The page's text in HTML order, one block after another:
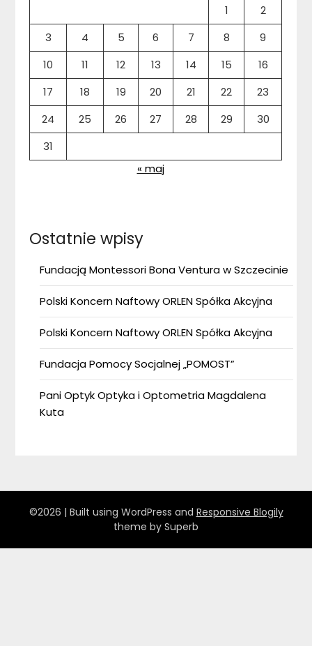
1
2
3
4 5 6 7 8
9
10
11 12 13 14 15
16
17
18 19 20 21 22
23
24
25 26 27 28 29
30
31
« maj
Ostatnie wpisy
Fundacją Montessori Bona Ventura w Szczecinie
Polski Koncern Naftowy ORLEN Spółka Akcyjna
Polski Koncern Naftowy ORLEN Spółka Akcyjna
Fundacja Pomocy Socjalnej „POMOST”
Pani Optyk Optyka i Optometria Magdalena
Kuta
©2026 | Built using WordPress and Responsive Blogily
theme by Superb